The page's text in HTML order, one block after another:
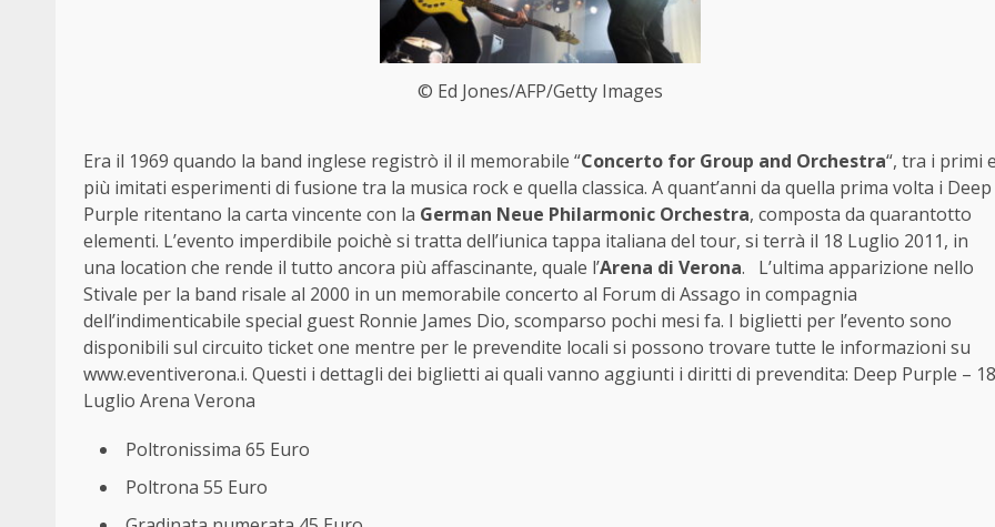
© Ed Jones/AFP/Getty Images
Era il 1969 quando la band inglese registrò il il memorabile “Concerto for Group and Orchestra“, tra i primi
più imitati esperimenti di fusione tra la musica rock e quella classica. A quant’anni da quella prima volta i Deep
Purple ritentano la carta vincente con la German Neue Philarmonic Orchestra, composta da quarantotto
elementi. L’evento imperdibile poichè si tratta dell’iunica tappa italiana del tour, si terrà il 18 Luglio 2011, in
una location che rende il tutto ancora più affascinante, quale l’Arena di Verona. L’ultima apparizione nello
Stivale per la band risale al 2000 in un memorabile concerto al Forum di Assago in compagnia
dell’indimenticabile special guest Ronnie James Dio, scomparso pochi mesi fa. I biglietti per l’evento sono
disponibili sul circuito ticket one mentre per le prevendite locali si possono trovare tutte le informazioni su
www.eventiverona.i. Questi i dettagli dei biglietti ai quali vanno aggiunti i diritti di prevendita: Deep Purple – 18
Luglio Arena Verona
Poltronissima 65 Euro
Poltrona 55 Euro